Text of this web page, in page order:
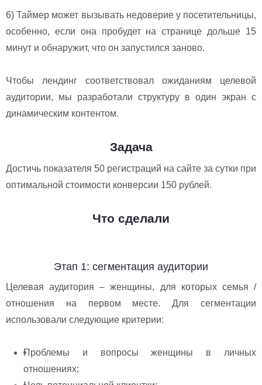
6) Таймер может вызывать недоверие у посетительницы,
особенно, если она пробудет на странице дольше 15
минут и обнаружит, что он запустился заново.
Чтобы лендинг соответствовал ожиданиям целевой
аудитории, мы разработали структуру в один экран с
динамическим контентом.
Задача
Достичь показателя 50 регистраций на сайте за сутки при
оптимальной стоимости конверсии 150 рублей.
Что сделали
Этап 1: сегментация аудитории
Целевая аудитория – женщины, для которых семья /
отношения на первом месте. Для сегментации
использовали следующие критерии:
Проблемы и вопросы женщины в личных
отношениях;